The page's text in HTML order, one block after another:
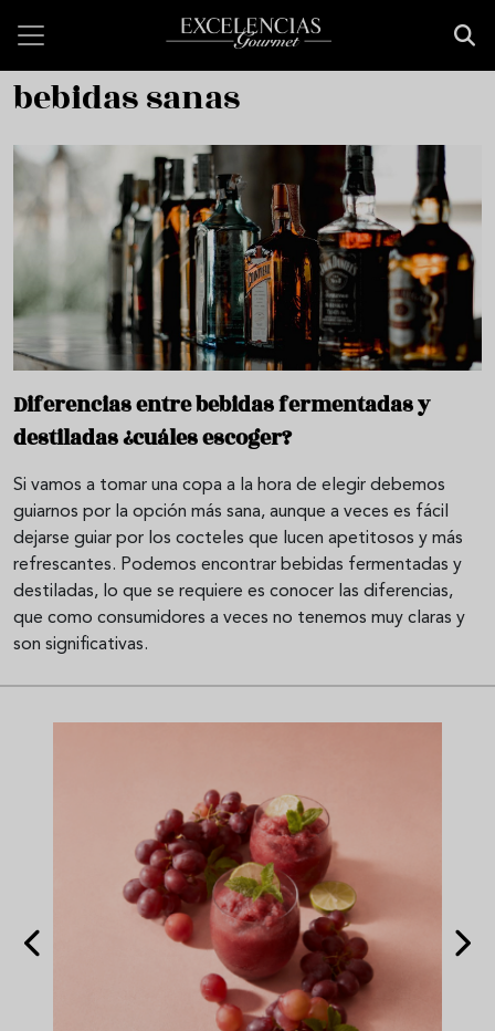
bebidas sanas
Diferencias entre bebidas fermentadas y
destiladas ¿cuáles escoger?
Si vamos a tomar una copa a la hora de elegir debemos
guiarnos por la opción más sana, aunque a veces es fácil
dejarse guiar por los cocteles que lucen apetitosos y más
refrescantes. Podemos encontrar bebidas fermentadas y
destiladas, lo que se requiere es conocer las diferencias,
que como consumidores a veces no tenemos muy claras y
son significativas.